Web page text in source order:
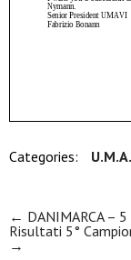
Categories:
← DANIMARCA –
Risultati 5°
→